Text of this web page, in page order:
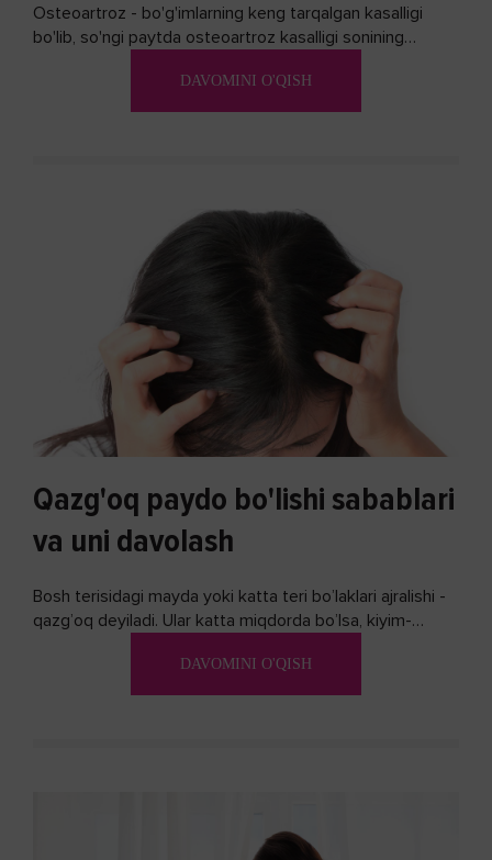
Osteoartroz - bo'g'imlarning keng tarqalgan kasalligi
bo'lib, so'ngi paytda osteoartroz kasalligi sonining
DAVOMINI O'QISH
Qazg'oq paydo bo'lishi sabablari
va uni davolash
Bosh terisidagi mayda yoki katta teri bo’laklari ajralishi -
qazg’oq deyiladi. Ular katta miqdorda bo’lsa, kiyim-
DAVOMINI O'QISH